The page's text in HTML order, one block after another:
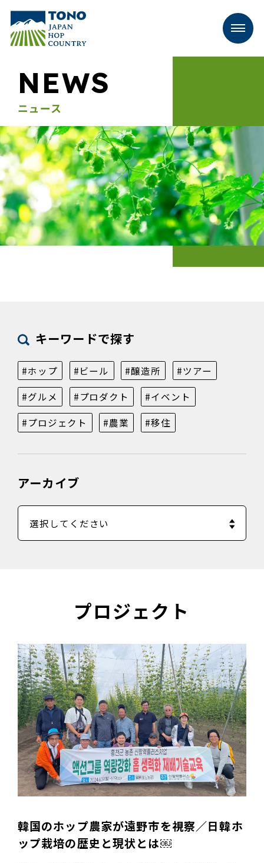
NEWS
ニュース
キーワードで探す
#ホップ #ビール #醸造所 #ツアー
#グルメ #プロダクト #イベント
#プロジェクト #農業 #移住
アーカイブ
プロジェクト
韓国のホップ農家が遠野市を視察／日韓ホ
ップ栽培の歴史と現状とは￼